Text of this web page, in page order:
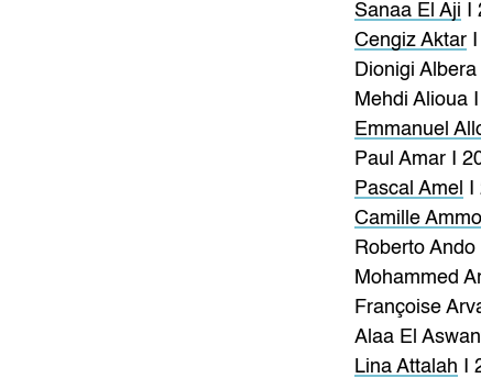
Sanaa El Aji I
Cengiz Aktar
Dionigi
Mehdi Alioua
Emmanuel
Paul Amar I
Pascal Amel
Camille
Roberto
Mohammed
Françoise
Alaa El
Lina Attalah I